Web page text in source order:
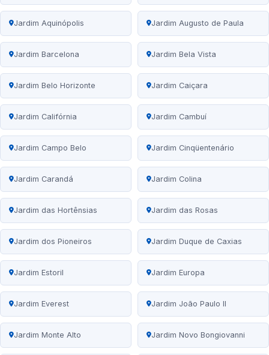
Jardim Aquinópolis Jardim Augusto de Paula
Jardim Barcelona Jardim Bela Vista
Jardim Belo Horizonte Jardim Caiçara
Jardim Califórnia Jardim Cambuí
Jardim Campo Belo Jardim Cinqüentenário
Jardim Carandá Jardim Colina
Jardim das Hortênsias Jardim das Rosas
Jardim dos Pioneiros Jardim Duque de Caxias
Jardim Estoril Jardim Europa
Jardim Everest Jardim João Paulo II
Jardim Monte Alto Jardim Novo Bongiovanni